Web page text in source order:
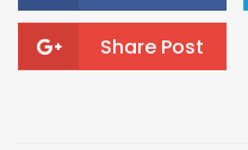
Share Post
二見町福里